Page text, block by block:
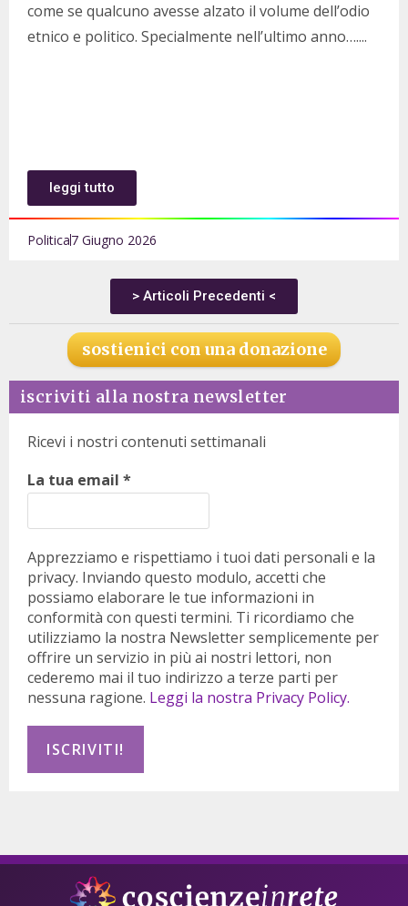
come se qualcuno avesse alzato il volume dell’odio
etnico e politico. Specialmente nell’ultimo anno….
leggi tutto
Politica7 Giugno 2026
> Articoli Precedenti <
sostienici con una donazione
iscriviti alla nostra newsletter
Ricevi i nostri contenuti settimanali
La tua email *
Apprezziamo e rispettiamo i tuoi dati personali e la
privacy. Inviando questo modulo, accetti che
possiamo elaborare le tue informazioni in
conformità con questi termini. Ti ricordiamo che
utilizziamo la nostra Newsletter semplicemente per
offrire un servizio in più ai nostri lettori, non
cederemo mai il tuo indirizzo a terze parti per
nessuna ragione. Leggi la nostra Privacy Policy.